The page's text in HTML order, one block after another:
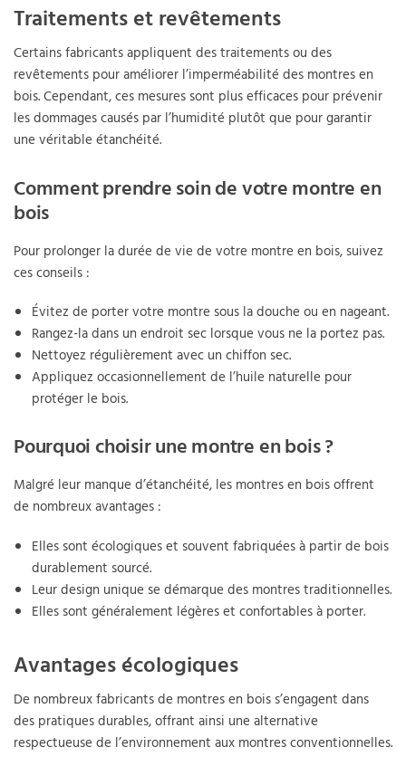
Traitements et revêtements
Certains fabricants appliquent des traitements ou des
revêtements pour améliorer l’imperméabilité des montres en
bois. Cependant, ces mesures sont plus efficaces pour prévenir
les dommages causés par l’humidité plutôt que pour garantir
une véritable étanchéité.
Comment prendre soin de votre montre en
bois
Pour prolonger la durée de vie de votre montre en bois, suivez
ces conseils :
Évitez de porter votre montre sous la douche ou en nageant.
Rangez-la dans un endroit sec lorsque vous ne la portez pas.
Nettoyez régulièrement avec un chiffon sec.
Appliquez occasionnellement de l’huile naturelle pour
protéger le bois.
Pourquoi choisir une montre en bois ?
Malgré leur manque d’étanchéité, les montres en bois offrent
de nombreux avantages :
Elles sont écologiques et souvent fabriquées à partir de bois
durablement sourcé.
Leur design unique se démarque des montres traditionnelles.
Elles sont généralement légères et confortables à porter.
Avantages écologiques
De nombreux fabricants de montres en bois s’engagent dans
des pratiques durables, offrant ainsi une alternative
respectueuse de l’environnement aux montres conventionnelles.